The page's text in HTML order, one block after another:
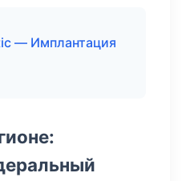
— Имплантация